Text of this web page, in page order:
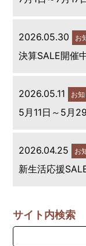
2026.05.30 お
決算SALE開催
2026.05.11 お
5月11日～5月
2026.04.25 お
新生活応援
サイト内検索